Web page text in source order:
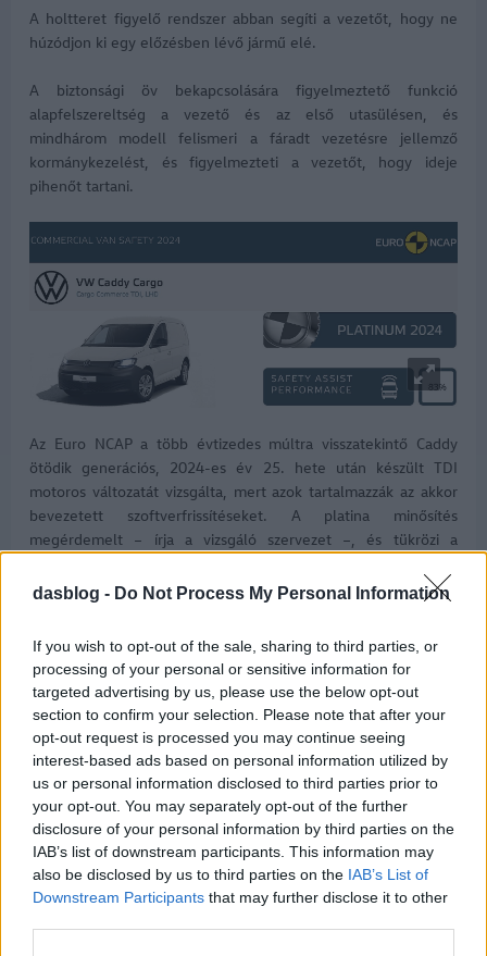
dasblog - Do Not Process My Personal Information
If you wish to opt-out of the sale, sharing to third parties, or
processing of your personal or sensitive information for
targeted advertising by us, please use the below opt-out
section to confirm your selection. Please note that after your
opt-out request is processed you may continue seeing
interest-based ads based on personal information utilized by
us or personal information disclosed to third parties prior to
your opt-out. You may separately opt-out of the further
disclosure of your personal information by third parties on the
IAB’s list of downstream participants. This information may
also be disclosed by us to third parties on the IAB’s List of
Downstream Participants that may further disclose it to other
A holtteret figyelő rendszer abban segíti a vezetőt, hogy ne
húzódjon ki egy előzésben lévő jármű elé.
A biztonsági öv bekapcsolására figyelmeztető funkció
alapfelszereltség a vezető és az első utasülésen, és
mindhárom modell felismeri a fáradt vezetésre jellemző
kormánykezelést, és figyelmezteti a vezetőt, hogy ideje
pihenőt tartani.
Az Euro NCAP a több évtizedes múltra visszatekintő Caddy
ötödik generációs, 2024-es év 25. hete után készült TDI
motoros változatát vizsgálta, mert azok tartalmazzák az akkor
bevezetett szoftverfrissítéseket. A platina minősítés
megérdemelt – írja a vizsgáló szervezet –, és tükrözi a
tekintetében naprakészen tartsa.
A Volkswagen ID.Buzz Cargo 2022-ben mutatkozott be
teljesen elektromos kisáruszállítóként. Szoros rokonságban áll
a személyszállító változatával, és természetesen ugyanazzal az
ADAS-technológiával látták el, mint a többieket, így többek
között autonóm vészfékezéssel is rendelkezik, az